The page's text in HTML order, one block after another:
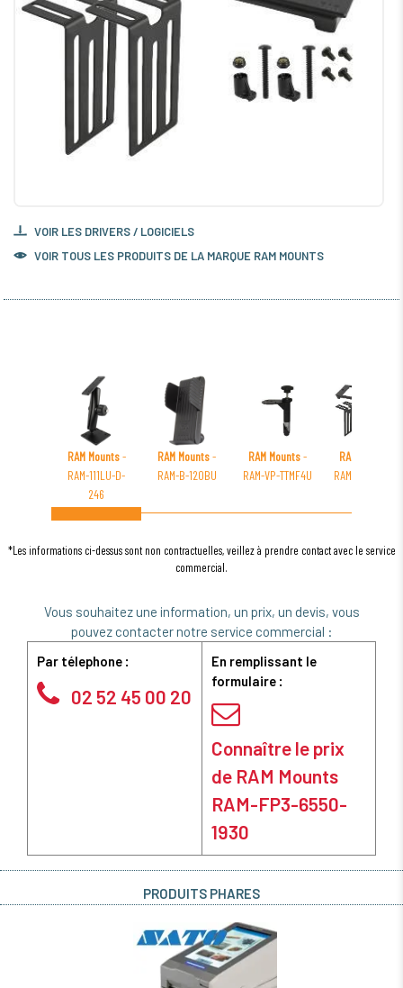
VOIR LES DRIVERS / LOGICIELS
VOIR TOUS LES PRODUITS DE LA MARQUE RAM MOUNTS
RAM Mounts-
RAM-111LU-D-
246
RAM Mounts-
RAM-B-120BU
RAM Mounts-
RAM-VP-TTMF4U
RAM Mounts
RAM-FP3-6500-
*Les informations ci-dessus sont non contractuelles, veillez à prendre contact avec le service
commercial.
Vous souhaitez une information, un prix, un devis, vous
pouvez contacter notre service commercial :
Par télephone :
02 52 45 00 20
En remplissant le
formulaire :
Connaître le prix
de RAM Mounts
RAM-FP3-6550-
1930
PRODUITS PHARES